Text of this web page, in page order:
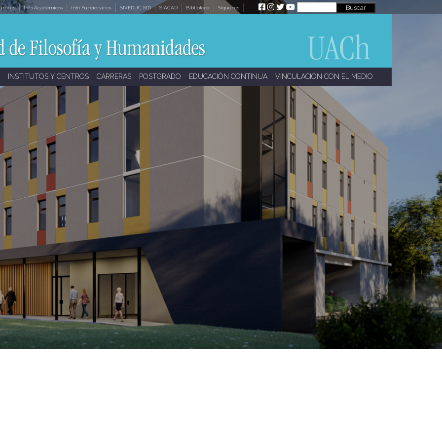
Info Académicos Info Funcionarios SIVEDUC MD SIACAD Biblioteca Síguenos
INSTITUTOS Y CENTROS CARRERAS POSTGRADO EDUCACIÓN CONTINUA VINCULACIÓN CON EL MEDIO